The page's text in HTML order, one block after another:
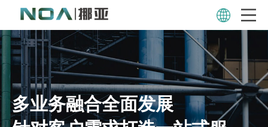
多业务融合全面发展